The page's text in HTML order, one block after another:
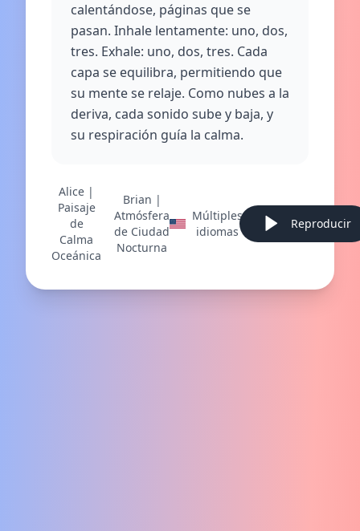
calentándose, páginas que se
pasan. Inhale lentamente: uno, dos,
tres. Exhale: uno, dos, tres. Cada
capa se equilibra, permitiendo que
su mente se relaje. Como nubes a la
deriva, cada sonido sube y baja, y
su respiración guía la calma.
Alice |
Paisaje
de
Calma
Oceánica
Brian |
Atmósfera
de Ciudad
Nocturna
Múltiples
idiomas
Reproducir